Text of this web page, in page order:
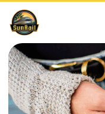
Ale
nan
kontni